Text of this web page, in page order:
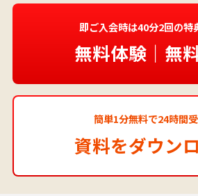
即ご入会時は40分2回の特
無料体験｜無
簡単1分無料で24時間受
資料をダウン